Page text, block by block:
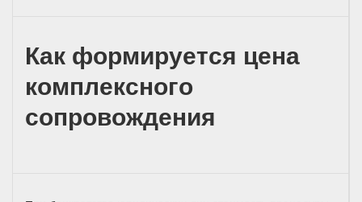
Как формируется цена
комплексного
сопровождения